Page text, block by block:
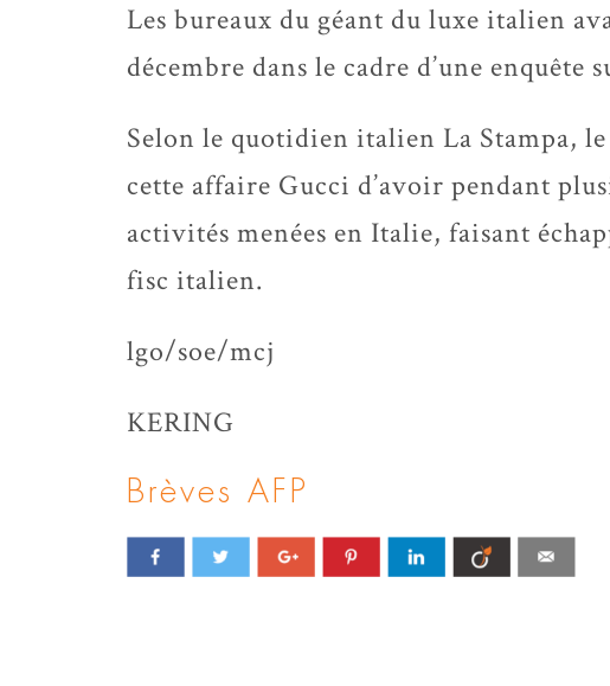
Les bureaux du géant du luxe italien
décembre dans le cadre d’une enquête
Selon le quotidien italien La Stampa,
cette affaire Gucci d’avoir pendant
activités menées en Italie, faisant
fisc italien.
lgo/soe/mcj
KERING
Brèves AFP